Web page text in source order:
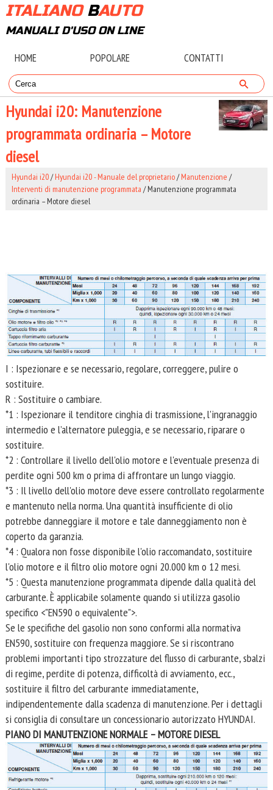
ITALIANOBAUTO
MANUALI D'USO ON LINE
HOME POPOLARE CONTATTI
Hyundai i20: Manutenzione
programmata ordinaria – Motore
diesel
Hyundai i20/Hyundai i20 - Manuale del proprietario/Manutenzione /
Interventi di manutenzione programmata / Manutenzione programmata
ordinaria – Motore diesel
I : Ispezionare e se necessario, regolare, correggere, pulire o
sostituire.
R : Sostituire o cambiare.
*1 : Ispezionare il tenditore cinghia di trasmissione, l'ingranaggio
intermedio e l’alternatore puleggia, e se necessario, riparare o
sostituire.
*2 : Controllare il livello dell'olio motore e l'eventuale presenza di
perdite ogni 500 km o prima di affrontare un lungo viaggio.
*3 : Il livello dell'olio motore deve essere controllato regolarmente
e mantenuto nella norma. Una quantità insufficiente di olio
potrebbe danneggiare il motore e tale danneggiamento non è
coperto da garanzia.
*4 : Qualora non fosse disponibile l'olio raccomandato, sostituire
l'olio motore e il filtro olio motore ogni 20.000 km o 12 mesi.
*5 : Questa manutenzione programmata dipende dalla qualità del
carburante. È applicabile solamente quando si utilizza gasolio
specifico <"EN590 o equivalente">.
Se le specifiche del gasolio non sono conformi alla normativa
EN590, sostituire con frequenza maggiore. Se si riscontrano
problemi importanti tipo strozzature del flusso di carburante, sbalzi
di regime, perdite di potenza, difficoltà di avviamento, ecc.,
sostituire il filtro del carburante immediatamente,
indipendentemente dalla scadenza di manutenzione. Per i dettagli
si consiglia di consultare un concessionario autorizzato HYUNDAI.
PIANO DI MANUTENZIONE NORMALE – MOTORE DIESEL